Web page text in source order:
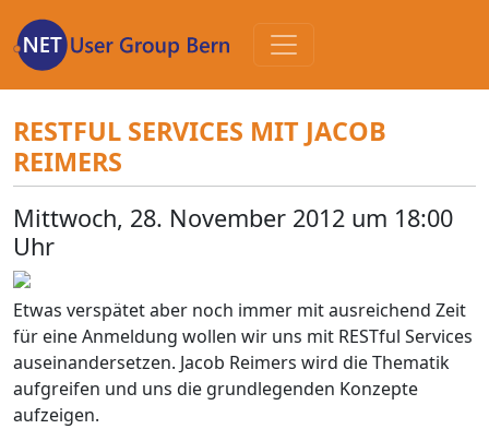
Inhalt
RESTFUL SERVICES MIT JACOB
REIMERS
Mittwoch, 28. November 2012 um 18:00
Uhr
Etwas verspätet aber noch immer mit ausreichend Zeit
für eine Anmeldung wollen wir uns mit RESTful Services
auseinandersetzen. Jacob Reimers wird die Thematik
aufgreifen und uns die grundlegenden Konzepte
aufzeigen.